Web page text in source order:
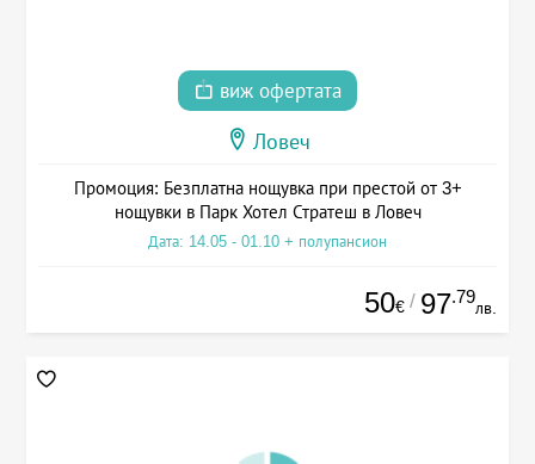
виж офертата
Ловеч
Промоция: Безплатна нощувка при престой от 3+
нощувки в Парк Хотел Стратеш в Ловеч
Дата: 14.05 - 01.10 + полупансион
50€ / 97.79
лв.